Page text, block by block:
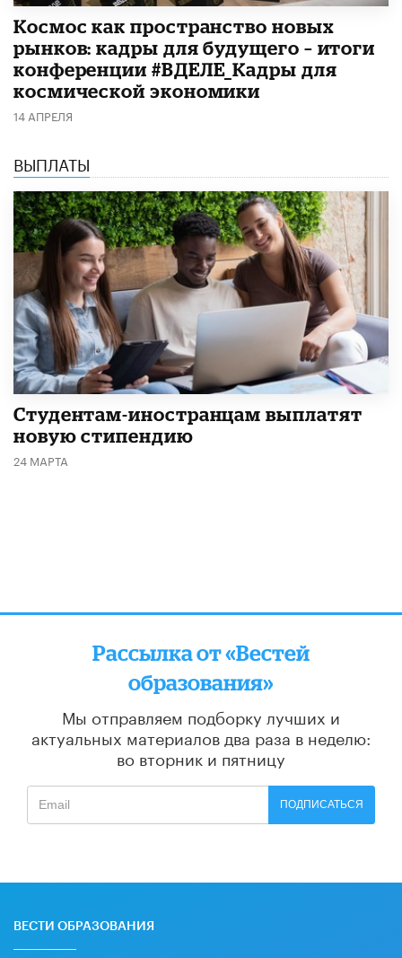
Космос как пространство новых
рынков: кадры для будущего – итоги
конференции #ВДЕЛЕ_Кадры для
космической экономики
14 АПРЕЛЯ
ВЫПЛАТЫ
Студентам-иностранцам выплатят
новую стипендию
24 МАРТА
Рассылка от «Вестей
образования»
Мы отправляем подборку лучших и
актуальных материалов два раза в неделю:
во вторник и пятницу
ПОДПИСАТЬСЯ
ВЕСТИ ОБРАЗОВАНИЯ